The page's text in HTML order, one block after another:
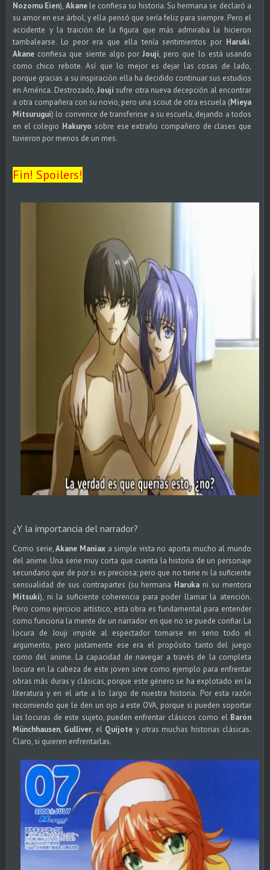
Nozomu Eien), Akane le confiesa su historia. Su hermana se declaró a
su amor en ese árbol, y ella pensó que sería feliz para siempre. Pero el
accidente y la traición de la figura que más admiraba la hicieron
tambalearse. Lo peor era que ella tenía sentimientos por Haruki.
Akane confiesa que siente algo porJouji, pero que lo está usando
como chico rebote. Así que lo mejor es dejar las cosas de lado,
porque gracias a su inspiración ella ha decidido continuar sus estudios
en América. Destrozado,Jouji sufre otra nueva decepción al encontrar
a otra compañera con su novio, pero una scout de otra escuela (Mieya
Mitsurugui) lo convence de transferirse a su escuela, dejando a todos
en el colegio Hakuryo sobre ese extraño compañero de clases que
tuvieron por menos de un mes.
Fin! Spoilers!
¿Y la importancia del narrador?
Como serie,Akane Maniaxa simple vista no aporta mucho al mundo
del anime. Una serie muy corta que cuenta la historia de un personaje
secundario que de por si es preciosa; pero que no tiene ni la suficiente
sensualidad de sus contrapartes (su hermana Haruka ni su mentora
Mitsuki), ni la suficiente coherencia para poder llamar la atención.
Pero como ejercicio artístico, esta obra es fundamental para entender
como funciona la mente de un narrador en que no se puede confiar. La
locura de Jouji impide al espectador tomarse en serio todo el
argumento, pero justamente ese era el propósito tanto del juego
como del anime. La capacidad de navegar a través de la completa
locura en la cabeza de este joven sirve como ejemplo para enfrentar
obras más duras y clásicas, porque este género se ha explotado en la
literatura y en el arte a lo largo de nuestra historia. Por esta razón
recomiendo que le den un ojo a este OVA, porque si pueden soportar
las locuras de este sujeto, pueden enfrentar clásicos como el Barón
Münchhausen, Gulliver, el Quijote y otras muchas historias clásicas.
Claro, si quieren enfrentarlas.